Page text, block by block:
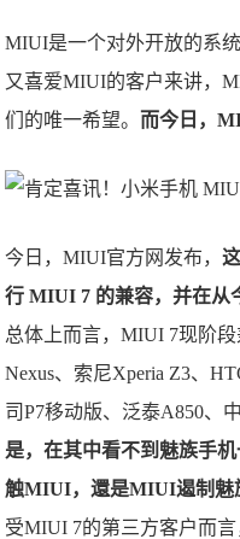
MIUI是一个对外开放的系
又喜爱MIUI的客户来讲，
们的唯一希望。 而今日，
今日，MIUI官方网发布，
行 MIUI 7 的兼容，并在从
总体上而言，MIUI 7现阶段
Nexus、索尼Xperia Z3、
司P7移动版、泛泰A850、
是，在其中看不到魅族手
触MIUI，還是MIUI遏制魅
受MIUI 7的第三方客户而言